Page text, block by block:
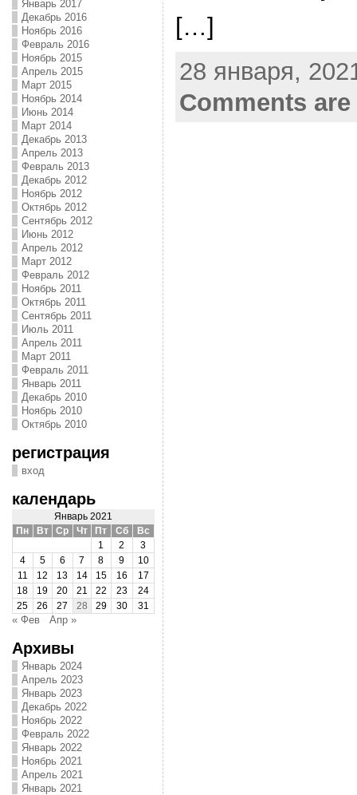
Январь 2017
Декабрь 2016
Ноябрь 2016
Февраль 2016
Ноябрь 2015
Апрель 2015
Март 2015
Ноябрь 2014
Июнь 2014
Март 2014
Декабрь 2013
Апрель 2013
Февраль 2013
Декабрь 2012
Ноябрь 2012
Октябрь 2012
Сентябрь 2012
Июнь 2012
Апрель 2012
Март 2012
Февраль 2012
Ноябрь 2011
Октябрь 2011
Сентябрь 2011
Июль 2011
Апрель 2011
Март 2011
Февраль 2011
Январь 2011
Декабрь 2010
Ноябрь 2010
Октябрь 2010
регистрация
вход
календарь
Январь 2021
Пн
Вт Ср Чт Пт Сб
Вс
1
2
3
4
5 6 7 8 9
10
11
12 13 14 15 16
17
18
19 20 21 22 23
24
25
26 27 28 29 30 31
« Фев Апр »
Архивы
Январь 2024
Апрель 2023
Январь 2023
Декабрь 2022
Ноябрь 2022
Февраль 2022
Январь 2022
Ноябрь 2021
Апрель 2021
Январь 2021
[…]
28 января,
Comments